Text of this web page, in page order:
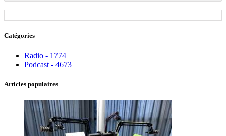
Catégories
Radio - 1774
Podcast - 4673
Articles populaires